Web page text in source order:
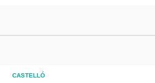
CASTELLÓ